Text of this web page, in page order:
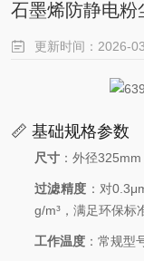
石墨烯防静电粉
更新时间：2026-
📏 基础规格参数
尺寸 ：外径
过滤精度 ：对
g/m³，满足环保标
工作温度 ：常规